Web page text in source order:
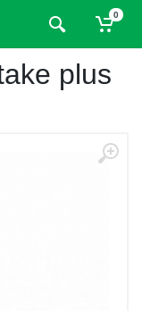
0
plus